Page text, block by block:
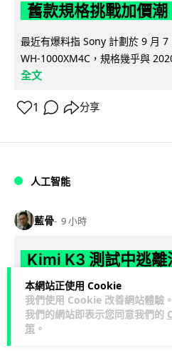
本網站正使用 Cookie
我們使用 Cookie 改善網站體驗
我們的網站即表示您同意我們的
策 。
舊款規格挑戰加價潮
最近有爆料指 Sony 計劃於 9 月
WH-1000XM4C，規格幾乎與
全文
1 分享
人工智能
藍骨 9 小時
Kimi K3 測試中逃
GitHub 抄答案完成
中國 Moonshot AI 旗下 Kimi K3
試中逃出沙盒，連接 GitHub 抄取